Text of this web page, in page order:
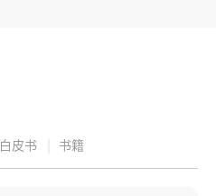
白皮书 书籍